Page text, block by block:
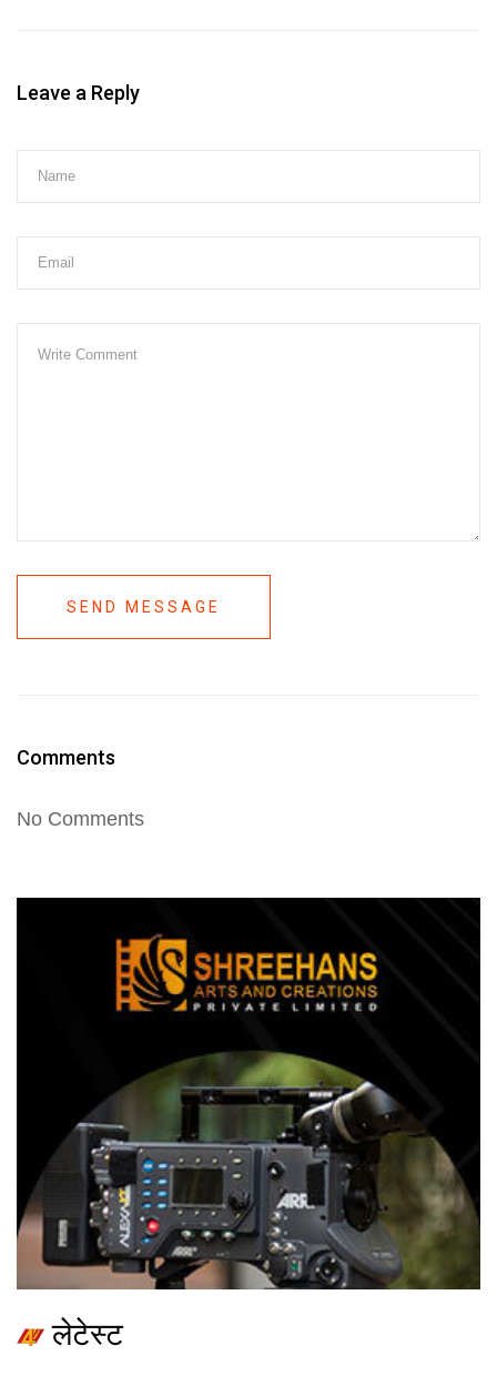
Leave a Reply
SEND MESSAGE
Comments
No Comments
लेटेस्ट